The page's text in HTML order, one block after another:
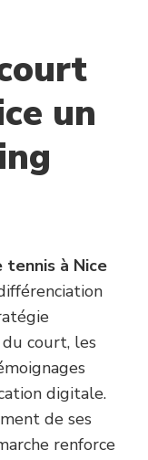
un
à Nice
court, les
digitale.
de ses
renforce